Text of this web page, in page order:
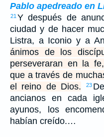
Pablo apedreado en
21 Y después de
ciudad y de hacer
Listra, a Iconio y a
ánimos de los
perseveraran en la
que a través de
el reino de Dios.
23
ancianos en cada
ayunos, los
habían creído.…